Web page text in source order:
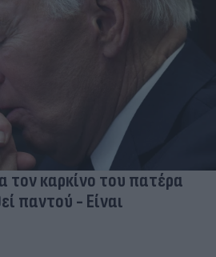
τον καρκίνο του πατέρα
παντού - Είναι